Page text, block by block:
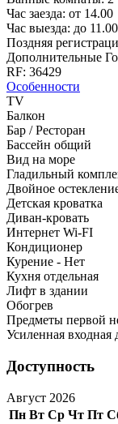
Час заезда: от 14.00
Час выезда: до 11.00
Поздняя
Дополнительные
RF: 36429
Особенности
TV
Балкон
Бар / Ресторан
Бассейн общий
Вид на море
Гладильный
Двойное
Детская кроватка
Диван-кровать
Интернет Wi-FI
Кондиционер
Курение - Нет
Кухня отдельная
Лифт в здании
Обогрев
Предметы первой
Усиленная входная
Доступность
Август 2026
Пн Вт Ср Чт Пт